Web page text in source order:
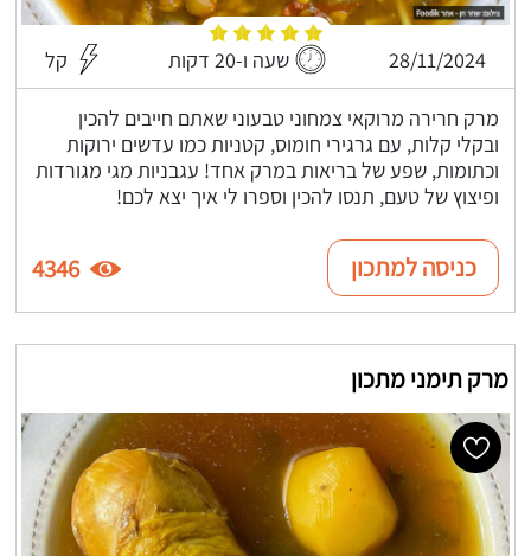
28/11/2024 שעה ו-20 דקות קל
מרק חרירה מרוקאי צמחוני טבעוני שאתם חייבים להכין
ובקלי קלות, עם גרגירי חומוס, קטניות כמו עדשים ירוקות
וכתומות, שפע של בריאות במרק אחד! עגבניות מגי מגורדות
ופיצוץ של טעם, תנסו להכין וספרו לי איך יצא לכם!
כניסה למתכון 4346
מרק תימני מתכון